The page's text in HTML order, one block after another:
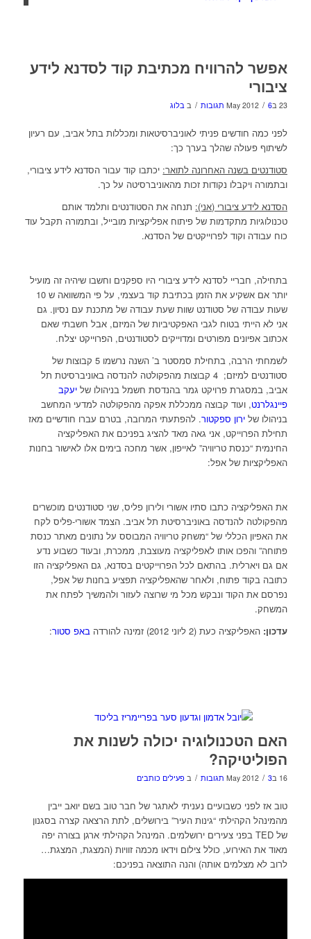
אפשר להרוויח מכתיבת קוד לסדנא לידע
ציבורי
23 בMay 2012 / 6 תגובות / ב בלוג
לפני כמה חודשים פניתי לאוניברסיטאות ומכללות בתל אביב, עם רעיון
לשיתוף פעולה שהלך בערך כך:
סטודנטים בשנה האחרונה לתואר: יכתבו קוד עבור הסדנא לידע ציבורי,
ובתמורה ויקבלו נקודות זכות מהאוניברסיטה על כך.
הסדנא לידע ציבורי (אני): תנחה את הסטודנטים ותלמד אותם
טכנולוגיות מתקדמות של פיתוח אפליקציות מובייל, ובתמורה תקבל עוד
כוח עבודה וקוד לפרוייקטים של הסדנא.
בתחילה, חבריי לסדנא לידע ציבורי היו ספקנים וחשבו שיהיה זה מועיל
יותר אם אשקיע את הזמן בכתיבת קוד בעצמי, על פי המשוואה ש 10
שעות עבודה של סטודנט שוות שעת עבודה של מתכנת עם נסיון. גם
אני לא הייתי בטוח לגבי האפקטיביות של המיזם, אבל חשבתי שאם
אכתוב אפיונים מפורטים ומדוייקים לסטודנטים, הפרוייקט יצלח.
לשמחתי הרבה, בתחילת סמסטר ב’ השנה נרשמו 5 קבוצות של
סטודנטים למיזם; 4 קבוצות מהפקולטה להנדסה באוניברסיטת תל
אביב, במסגרת פרויקט גמר בהנדסת חשמל בניהולו של יעקב
פיינגלרנט, ועוד קבוצה ממכללת אפקה מהפקולטה למדעי המחשב
בניהולו של ירון ספקטור. להפתעתי המרובה, בטרם עברו חודשיים מאז
תחילת הפרוייקט, אני גאה מאד להציג בפניכם את האפליקציה
החינמית “כנסת טריוויה” לאייפון, אשר מחכה בימים אלו לאישור בחנות
האפליקציות של אפל:
את האפליקציה כתבו סתיו אשורי ולירון פליס, שני סטודנטים מוכשרים
מהפקולטה להנדסה באוניברסיטת תל אביב. הצמד אשורי-פליס לקח
את האפיון הכללי של “משחק טריוויה המבוסס על נתונים מאתר כנסת
פתוחה” והפכו אותו לאפליקציה מעוצבת, ממכרת, ובעוד כשבוע נדע
אם גם ויארלית. בהתאם לכל הפרוייקטים בסדנא, גם האפליקציה הזו
כתובה בקוד פתוח, ולאחר שהאפליקציה תפציע בחנות של אפל,
נפרסם את הקוד ונבקש מכל מי שרוצה לעזור ולהמשיך לפתח את
המשחק.
עדכון: האפליקציה כעת (2 ליוני 2012) זמינה להורדה באפ סטור:
האם הטכנולוגיה יכולה לשנות את
הפוליטיקה?
16 בMay 2012 / 3 תגובות / ב פעילים כותבים
טוב אז לפני כשבועיים נעניתי לאתגר של חבר טוב בשם יואב ייבין
מהמינהל הקהילתי “גינות העיר” בירושלים, לתת הרצאה קצרה בסגנון
של TED בפני צעירים ירושלמים. המינהל הקהילתי ארגן בצורה יפה
מאוד את האירוע, כולל צילום וידאו מכמה זוויות (המצגת, המצגת…
לרוב לא מצלמים אותה) והנה התוצאה בפניכם: